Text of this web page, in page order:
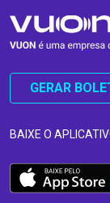
GERAR
BAIXE O